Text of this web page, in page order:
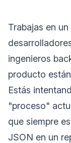
Trabajas en
ingenieros
producto
Estás
"proceso"
que siempre
JSON en un